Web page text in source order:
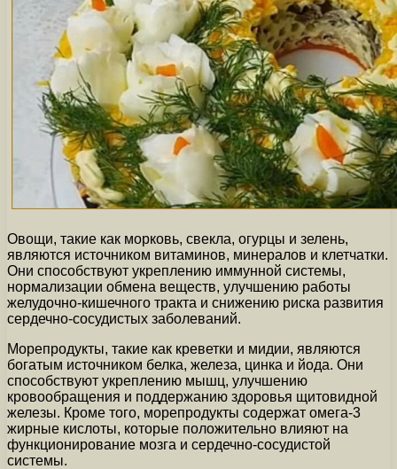
Овощи, такие как морковь, свекла, огурцы и зелень,
являются источником витаминов, минералов и клетчатки.
Они способствуют укреплению иммунной системы,
нормализации обмена веществ, улучшению работы
желудочно-кишечного тракта и снижению риска развития
сердечно-сосудистых заболеваний.
Морепродукты, такие как креветки и мидии, являются
богатым источником белка, железа, цинка и йода. Они
способствуют укреплению мышц, улучшению
кровообращения и поддержанию здоровья щитовидной
железы. Кроме того, морепродукты содержат омега-3
жирные кислоты, которые положительно влияют на
функционирование мозга и сердечно-сосудистой
системы.